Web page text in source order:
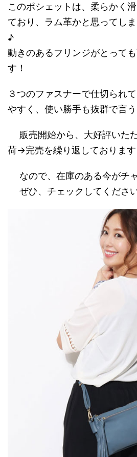
このポシェットは、柔らかく
ており、ラム革かと思ってし
♪
動きのあるフリンジがとって
す！
３つのファスナーで仕切られ
やすく、使い勝手も抜群で言う
販売開始から、大好評いた
荷→完売を繰り返しております
なので、在庫のある今がチ
ぜひ、チェックしてください